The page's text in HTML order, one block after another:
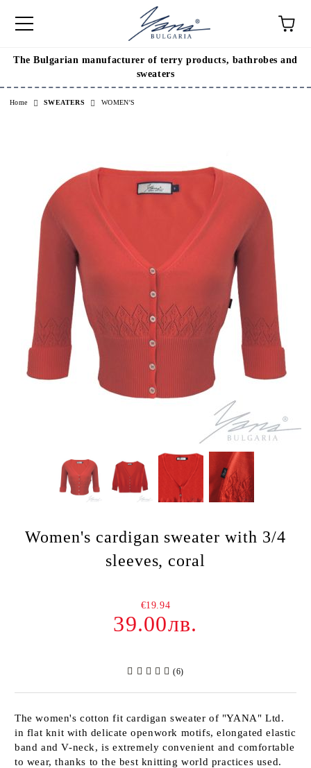
The Bulgarian manufacturer of terry products, bathrobes and
sweaters
Home SWEATERS WOMEN'S
Women's cardigan sweater with 3/4
sleeves, coral
€19.94
39.00лв.
(6)
The women's cotton fit cardigan sweater of "YANA" Ltd.
in flat knit with delicate openwork motifs, elongated elastic
band and V-neck, is extremely convenient and comfortable
to wear, thanks to the best knitting world practices used.